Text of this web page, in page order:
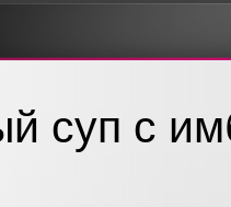
суп с